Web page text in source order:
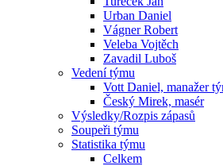
Urban Daniel
Vágner Robert
Veleba Vojtěch
Zavadil Luboš
Vedení týmu
Vott Daniel, manažer
Český Mirek, masér
Výsledky/Rozpis zápasů
Soupeři týmu
Statistika týmu
Celkem